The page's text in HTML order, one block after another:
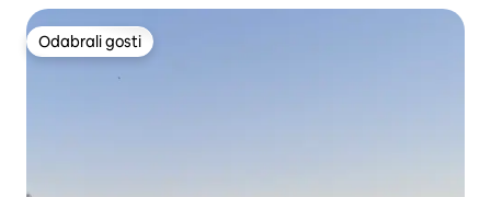
Odabrali gosti
Odabrali gosti